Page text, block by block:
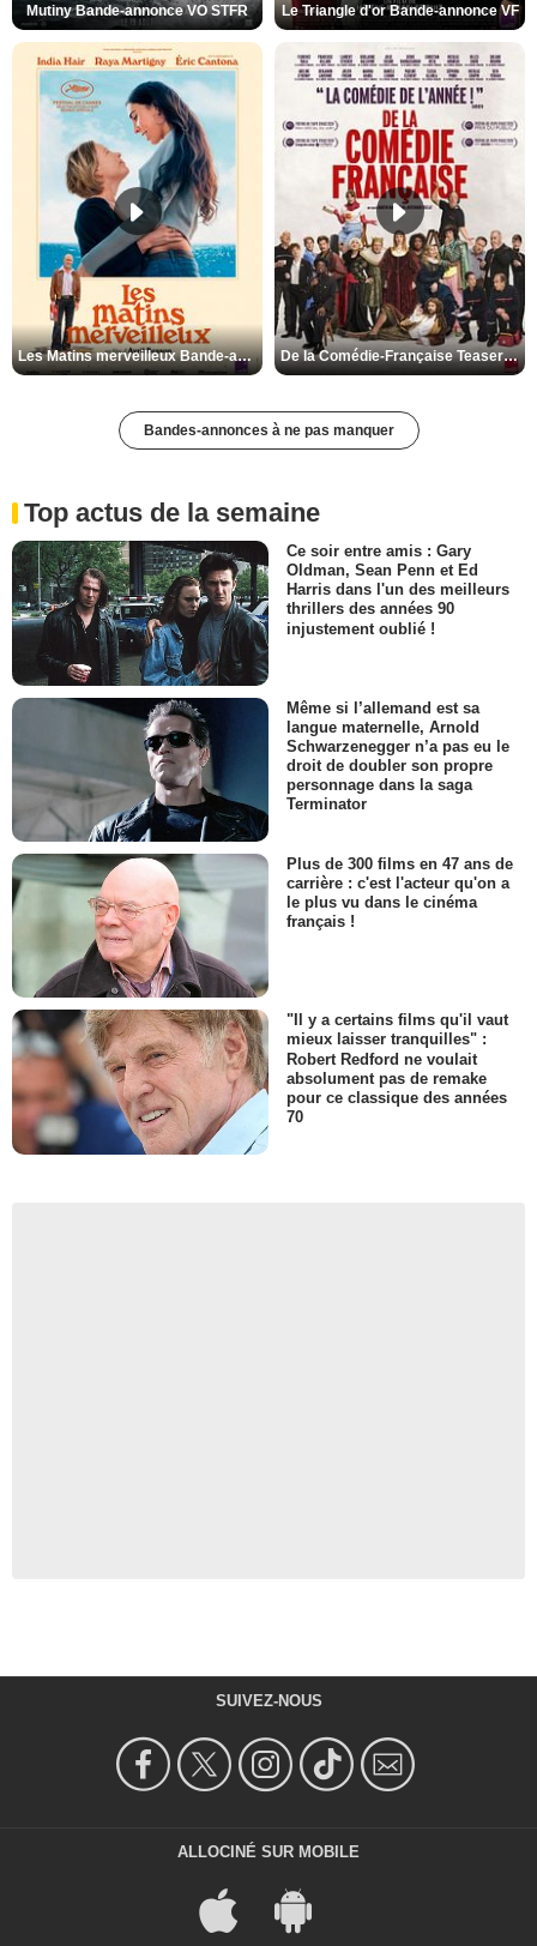
Mutiny Bande-annonce VO STFR Le Triangle d'or Bande-annonce VF
Les Matins merveilleux Bande-annonce VF De la Comédie-Française Teaser VF
Bandes-annonces à ne pas manquer
Top actus de la semaine
Ce soir entre amis : Gary
Oldman, Sean Penn et Ed
Harris dans l'un des meilleurs
thrillers des années 90
injustement oublié !
Même si l’allemand est sa
langue maternelle, Arnold
Schwarzenegger n’a pas eu le
droit de doubler son propre
personnage dans la saga
Terminator
Plus de 300 films en 47 ans de
carrière : c'est l'acteur qu'on a
le plus vu dans le cinéma
français !
"Il y a certains films qu'il vaut
mieux laisser tranquilles" :
Robert Redford ne voulait
absolument pas de remake
pour ce classique des années
70
SUIVEZ-NOUS
ALLOCINÉ SUR MOBILE